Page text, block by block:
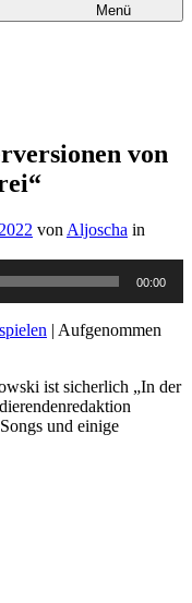
Menü
von
von Aljoscha in
00:00
| Aufgenommen
ist sicherlich „In der
und einige